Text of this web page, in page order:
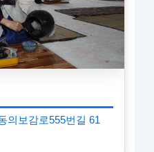
의보감로555번길 61